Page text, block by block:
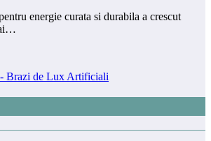
energie curata si durabila a crescut